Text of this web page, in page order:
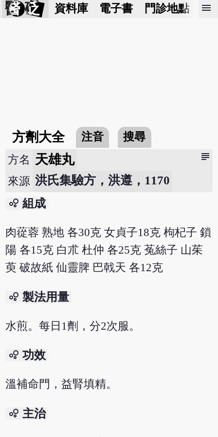
醫 砭 資料庫 電子書 門診地點 預
menu
方劑大全 注音 搜尋
subject
方名 天雄丸
來源 洪氏集驗方，洪遵，1170
bubble_chart 組成
肉蓯蓉 熟地 各30克 女貞子18克 枸杞子 鎖
陽 各15克 白朮 杜仲 各25克 菟絲子 山茱
萸 破故紙 仙靈脾 巴戟天 各12克
bubble_chart 製法用量
水煎。每日1劑，分2次服。
bubble_chart 功效
溫補命門，益腎填精。
bubble_chart 主治